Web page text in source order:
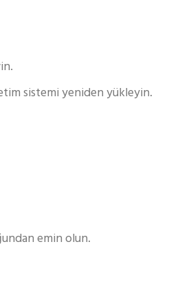
sistemi yeniden yükleyin.
emin olun.